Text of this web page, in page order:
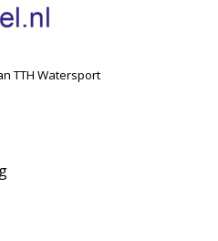
TTH Watersport